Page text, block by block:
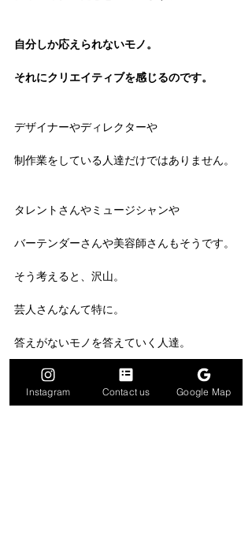
自分しか応えられないモノ。
それにクリエイティブを感じるのです。
デザイナーやディレクターや
制作業をしている人達だけではありません。
タレントさんやミュージシャンや
バーテンダーさんや美容師さんもそうです。
そう考えると、沢山。
芸人さんなんて特に。
答えがないモノを答えていく人達。
僕は、同じクリエイターとして
Instagram Contact us Google Map